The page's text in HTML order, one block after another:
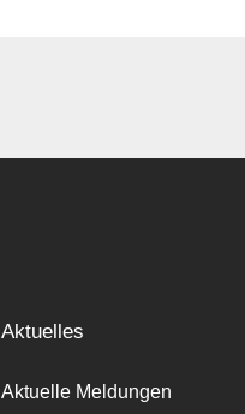
Aktuelles
Aktuelle Meldungen